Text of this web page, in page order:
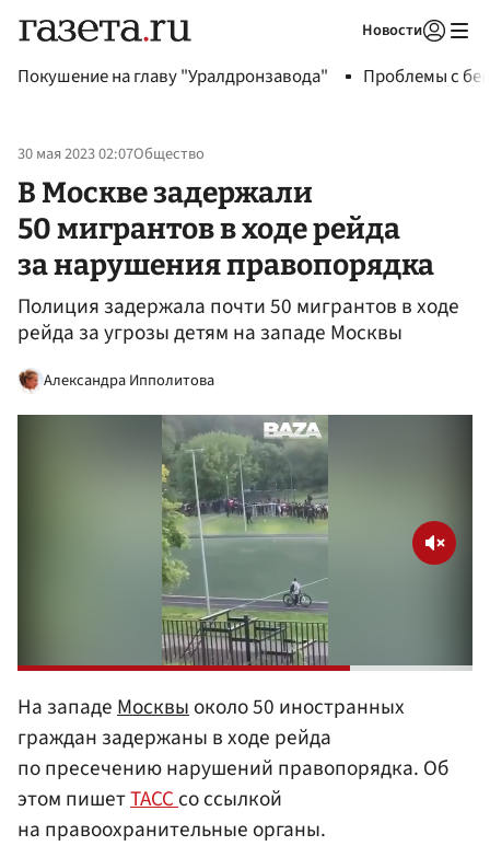
Новости
Покушение на главу "Уралдронзавода" Проблемы с
30 мая 2023 02:07Общество
В Москве задержали
50 мигрантов в ходе рейда
за нарушения правопорядка
Полиция задержала почти 50 мигрантов в ходе
рейда за угрозы детям на западе Москвы
Александра Ипполитова
На западеМосквыоколо 50 иностранных
граждан задержаны в ходе рейда
по пресечению нарушений правопорядка. Об
этом пишетТАССсо ссылкой
на правоохранительные органы.